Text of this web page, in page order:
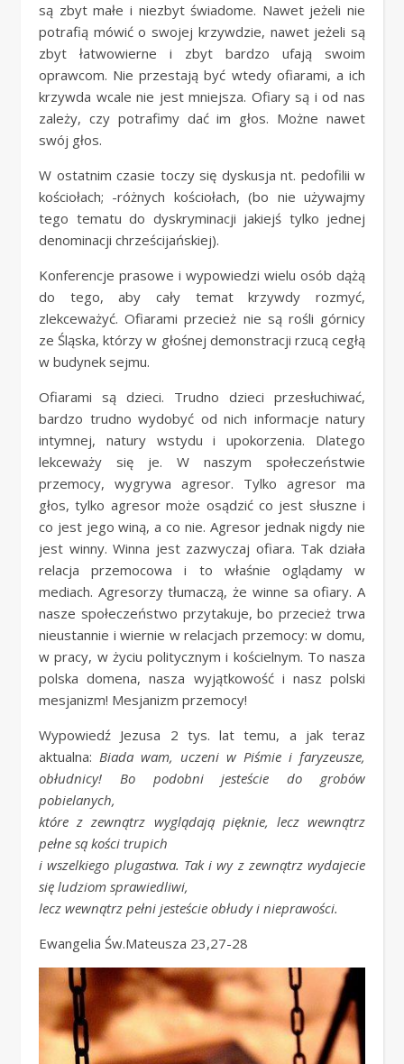
są zbyt małe i niezbyt świadome. Nawet jeżeli nie
potrafią mówić o swojej krzywdzie, nawet jeżeli są
zbyt łatwowierne i zbyt bardzo ufają swoim
oprawcom. Nie przestają być wtedy ofiarami, a ich
krzywda wcale nie jest mniejsza. Ofiary są i od nas
zależy, czy potrafimy dać im głos. Możne nawet
swój głos.
W ostatnim czasie toczy się dyskusja nt. pedofilii w
kościołach; -różnych kościołach, (bo nie używajmy
tego tematu do dyskryminacji jakiejś tylko jednej
denominacji chrześcijańskiej).
Konferencje prasowe i wypowiedzi wielu osób dążą
do tego, aby cały temat krzywdy rozmyć,
zlekceważyć. Ofiarami przecież nie są rośli górnicy
ze Śląska, którzy w głośnej demonstracji rzucą cegłą
w budynek sejmu.
Ofiarami są dzieci. Trudno dzieci przesłuchiwać,
bardzo trudno wydobyć od nich informacje natury
intymnej, natury wstydu i upokorzenia. Dlatego
lekceważy się je. W naszym społeczeństwie
przemocy, wygrywa agresor. Tylko agresor ma
głos, tylko agresor może osądzić co jest słuszne i
co jest jego winą, a co nie. Agresor jednak nigdy nie
jest winny. Winna jest zazwyczaj ofiara. Tak działa
relacja przemocowa i to właśnie oglądamy w
mediach. Agresorzy tłumaczą, że winne sa ofiary. A
nasze społeczeństwo przytakuje, bo przecież trwa
nieustannie i wiernie w relacjach przemocy: w domu,
w pracy, w życiu politycznym i kościelnym. To nasza
polska domena, nasza wyjątkowość i nasz polski
mesjanizm! Mesjanizm przemocy!
Wypowiedź Jezusa 2 tys. lat temu, a jak teraz
aktualna: Biada wam, uczeni w Piśmie i faryzeusze,
obłudnicy! Bo podobni jesteście do grobów
pobielanych,
które z zewnątrz wyglądają pięknie, lecz wewnątrz
pełne są kości trupich
i wszelkiego plugastwa. Tak i wy z zewnątrz wydajecie
się ludziom sprawiedliwi,
lecz wewnątrz pełni jesteście obłudy i nieprawości.
Ewangelia Św.Mateusza 23,27-28